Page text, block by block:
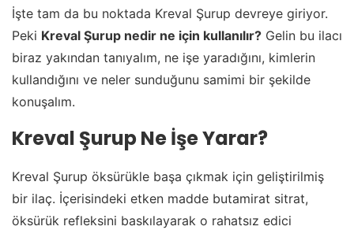
İşte tam da bu noktada Kreval Şurup devreye giriyor.
Peki Kreval Şurup nedir ne için kullanılır? Gelin bu ilacı
biraz yakından tanıyalım, ne işe yaradığını, kimlerin
kullandığını ve neler sunduğunu samimi bir şekilde
konuşalım.
Kreval Şurup Ne İşe Yarar?
Kreval Şurup öksürükle başa çıkmak için geliştirilmiş
bir ilaç. İçerisindeki etken madde butamirat sitrat,
öksürük refleksini baskılayarak o rahatsız edici